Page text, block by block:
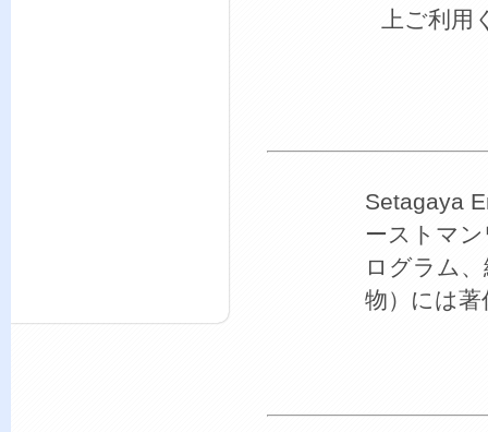
上ご利用
Setagaya
ーストマ
ログラム
物）には